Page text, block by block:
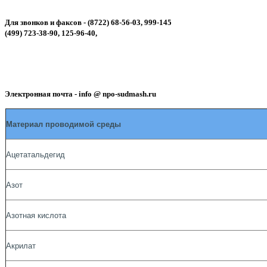
Для звонков и факсов - (8722) 68-56-03, 999-145
(499) 723-38-90, 125-96-40,
Электронная почта - info @ npo-sudmash.ru
Материал проводимой среды
Ацетатальдегид
Азот
Азотная кислота
Акрилат